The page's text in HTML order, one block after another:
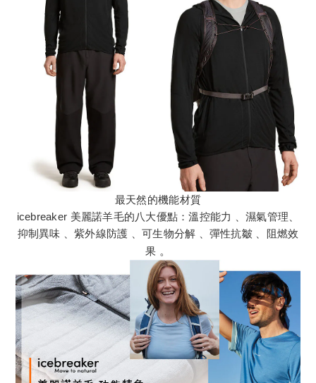
最天然的機能材質
icebreaker 美麗諾羊毛的八大優點：溫控能力 、濕氣管理、
抑制異味 、紫外線防護 、可生物分解 、彈性抗皺 、阻燃效
果 。